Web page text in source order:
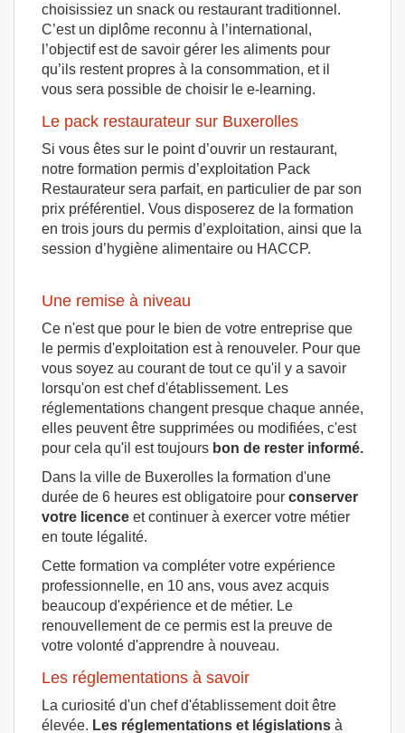
choisissiez un snack ou restaurant traditionnel.
C’est un diplôme reconnu à l’international,
l’objectif est de savoir gérer les aliments pour
qu’ils restent propres à la consommation, et il
vous sera possible de choisir le e-learning.
Le pack restaurateur sur Buxerolles
Si vous êtes sur le point d’ouvrir un restaurant,
notre formation permis d’exploitation Pack
Restaurateur sera parfait, en particulier de par son
prix préférentiel. Vous disposerez de la formation
en trois jours du permis d’exploitation, ainsi que la
session d’hygiène alimentaire ou HACCP.
Une remise à niveau
Ce n'est que pour le bien de votre entreprise que
le permis d'exploitation est à renouveler. Pour que
vous soyez au courant de tout ce qu'il y a savoir
lorsqu'on est chef d'établissement. Les
réglementations changent presque chaque année,
elles peuvent être supprimées ou modifiées, c'est
pour cela qu'il est toujours bon de rester informé.
Dans la ville de Buxerolles la formation d'une
durée de 6 heures est obligatoire pour conserver
votre licence et continuer à exercer votre métier
en toute légalité.
Cette formation va compléter votre expérience
professionnelle, en 10 ans, vous avez acquis
beaucoup d'expérience et de métier. Le
renouvellement de ce permis est la preuve de
votre volonté d'apprendre à nouveau.
Les réglementations à savoir
La curiosité d'un chef d'établissement doit être
élevée. Les réglementations et législations à